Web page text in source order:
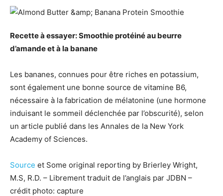
Recette à essayer: Smoothie protéiné au beurre
d’amande et à la banane
Les bananes, connues pour être riches en potassium,
sont également une bonne source de vitamine B6,
nécessaire à la fabrication de mélatonine (une hormone
induisant le sommeil déclenchée par l’obscurité), selon
un article publié dans les Annales de la New York
Academy of Sciences.
Source et Some original reporting by Brierley Wright,
M.S, R.D. – Librement traduit de l’anglais par JDBN –
crédit photo: capture